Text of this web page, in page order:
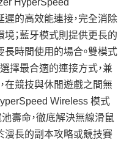
HyperSpeed
遲的高效能連接，完全消除
；藍牙模式則提供更長的
長時間使用的場合。雙模式
擇最合適的連接方式，兼
在競技與休閒遊戲之間無
Wireless 模式
壽命，徹底解決無線滑鼠
漫長的副本攻略或競技賽